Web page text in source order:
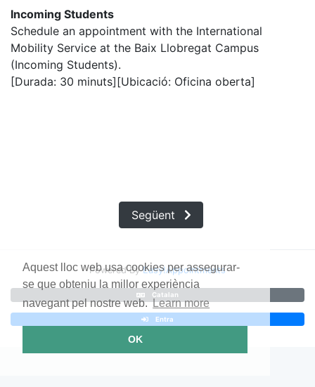
Aquest lloc web usa cookies per assegurar-
se que obteniu la millor experiència
navegant pel nostre web.Learn more
OK
Incoming Students
Schedule an appointment with the International
Mobility Service at the Baix Llobregat Campus
(Incoming Students).
[Durada: 30 minuts] [Ubicació: Oficina oberta]
Següent
Powered ByEasy!Appointments
Catalan
Entra